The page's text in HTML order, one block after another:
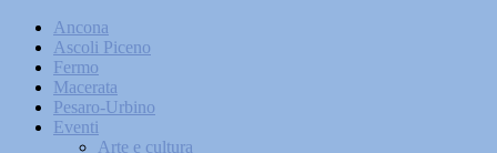
Ancona
Ascoli Piceno
Fermo
Macerata
Pesaro-Urbino
Eventi
Arte e cultura